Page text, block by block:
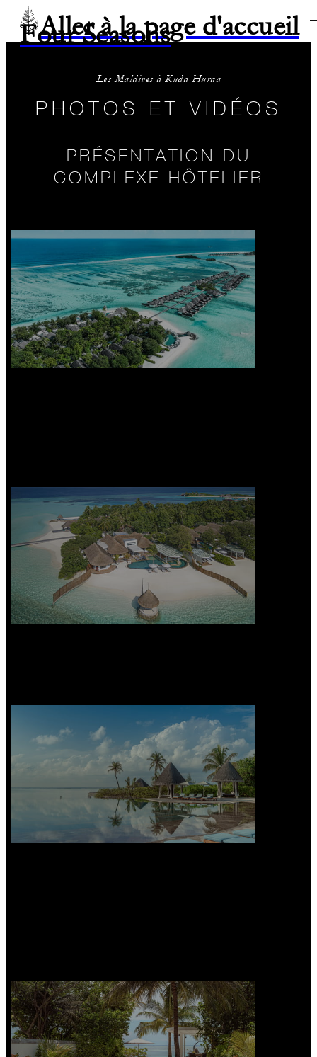
Aller à la page d'accueil
Four Seasons
Les Maldives à Kuda Huraa
PHOTOS ET VIDÉOS
PRÉSENTATION DU
COMPLEXE HÔTELIER